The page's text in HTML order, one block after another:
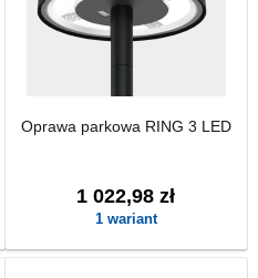
Oprawa parkowa RING 3 LED
1 022,98 zł
1 wariant